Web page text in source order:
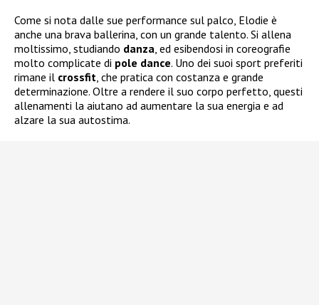
Come si nota dalle sue performance sul palco, Elodie è
anche una brava ballerina, con un grande talento. Si allena
moltissimo, studiando danza, ed esibendosi in coreografie
molto complicate di pole dance. Uno dei suoi sport preferiti
rimane il crossfit, che pratica con costanza e grande
determinazione. Oltre a rendere il suo corpo perfetto, questi
allenamenti la aiutano ad aumentare la sua energia e ad
alzare la sua autostima.